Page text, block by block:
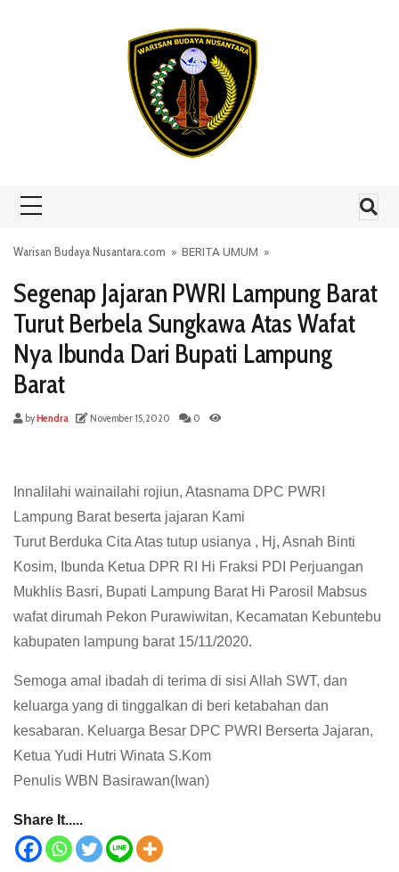
Warisan Budaya Nusantara.com » BERITA UMUM »
Segenap Jajaran PWRI Lampung Barat
Turut Berbela Sungkawa Atas Wafat
Nya Ibunda Dari Bupati Lampung
Barat
byHendra November 15, 2020 0
Innalilahi wainailahi rojiun, Atasnama DPC PWRI
Lampung Barat beserta jajaran Kami
Turut Berduka Cita Atas tutup usianya , Hj, Asnah Binti
Kosim, Ibunda Ketua DPR RI Hi Fraksi PDI Perjuangan
Mukhlis Basri, Bupati Lampung Barat Hi Parosil Mabsus
wafat dirumah Pekon Purawiwitan, Kecamatan Kebuntebu
kabupaten lampung barat 15/11/2020.
Semoga amal ibadah di terima di sisi Allah SWT, dan
keluarga yang di tinggalkan di beri ketabahan dan
kesabaran. Keluarga Besar DPC PWRI Berserta Jajaran,
Ketua Yudi Hutri Winata S.Kom
Penulis WBN Basirawan(Iwan)
Share It.....